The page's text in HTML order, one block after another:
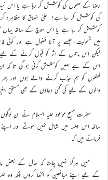
رضا کے حصول کی کوشش کر رہا ہے یا اس
کی کوشش کر رہا ہے؟ اعلیٰ اخلاق کا
کوشش کر رہا ہے یا اس سوچ کے ساتھ یہاں
میں شمولیت، جلسے پر آنا فضول ہے اور
لیکن اس ماحول کے اثر کو قبول کرنے کے
اس کے لیے ہمیں کوشش کرنی ہو گی تا کہ ان
فضلوں کو ہم جذب کرنے والے ہوں اور پھر
والوں کے لیے کی گئی دعاؤں کے بھی مستحق
حضرت مسیح موعود علیہ السلام نے ان
ساتھ اس جلسہ میں شامل نہیں ہوتے اور
فرماتے ہیں کہ
’’میں ہرگز نہیں چاہتا کہ حال کے
کے لیے اپنے مبائعین کو اکٹھا کروں بلکہ